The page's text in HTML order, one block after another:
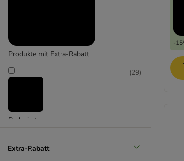
Produkte mit Extra-Rabatt
Reduziert
(29)
Extra-Rabatt
-